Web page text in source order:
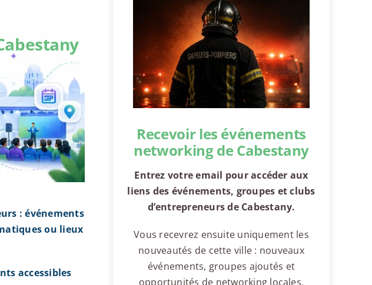
: événements
ou lieux
accessibles
Recevoir les événements
networking de Cabestany
Entrez votre email pour accéder aux
liens des événements, groupes et clubs
d’entrepreneurs de Cabestany.
Vous recevrez ensuite uniquement les
nouveautés de cette ville : nouveaux
événements, groupes ajoutés et
opportunités de networking locales.